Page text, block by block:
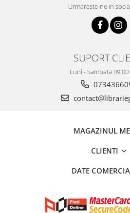
Urmareste-ne in
SUPORT
Luni - Sambata 09:00
MAGAZINUL
CLIENTI
DATE